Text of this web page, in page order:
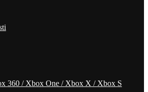
360 / Xbox One / Xbox X / Xbox S